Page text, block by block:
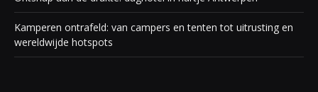
Kamperen ontrafeld: van campers en tenten tot uitrusting en
wereldwijde hotspots